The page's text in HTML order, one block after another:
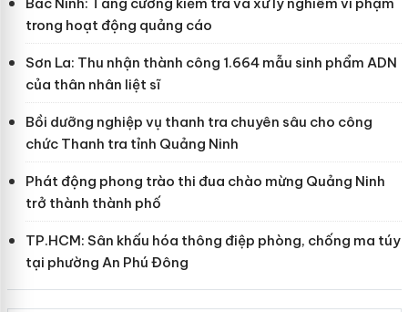
trong hoạt động quảng cáo
Sơn La: Thu nhận thành công 1.664 mẫu sinh phẩm ADN
của thân nhân liệt sĩ
Bồi dưỡng nghiệp vụ thanh tra chuyên sâu cho công
chức Thanh tra tỉnh Quảng Ninh
Phát động phong trào thi đua chào mừng Quảng Ninh
trở thành thành phố
TP.HCM: Sân khấu hóa thông điệp phòng, chống ma túy
tại phường An Phú Đông